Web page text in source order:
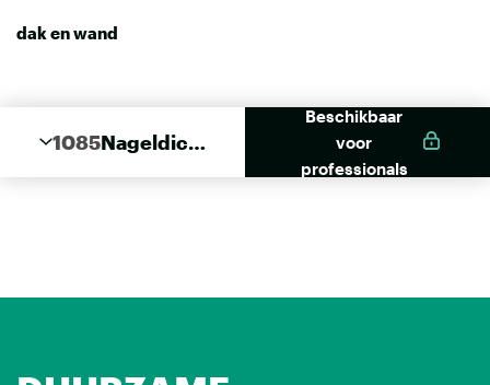
dak en wand
1085Nageldich
Beschikbaar
voor
professionals